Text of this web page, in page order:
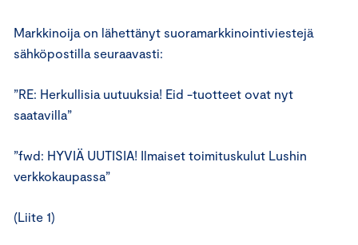
Markkinoija on lähettänyt suoramarkkinointiviestejä
sähköpostilla seuraavasti:
”RE: Herkullisia uutuuksia! Eid -tuotteet ovat nyt
saatavilla”
”fwd: HYVIÄ UUTISIA! Ilmaiset toimituskulut Lushin
verkkokaupassa”
(Liite 1)